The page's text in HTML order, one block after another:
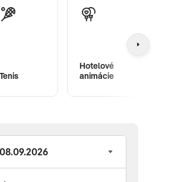
Tenis
Hotelové
animácie